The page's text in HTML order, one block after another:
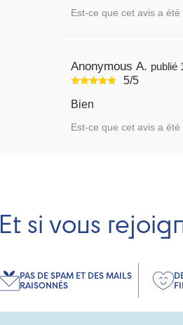
Est-ce que cet avis a
Anonymous A.
5/5
Bien
Est-ce que cet avis a
Et si vous
PAS DE SPAM ET DES MAILS
RAISONNÉS